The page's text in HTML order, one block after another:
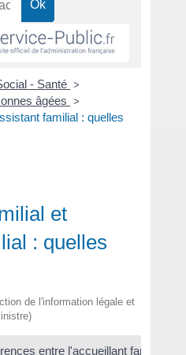
- Santé >
âgées >
familial : quelles
et
: quelles
de l'information légale et
entre l'accueillant familial et